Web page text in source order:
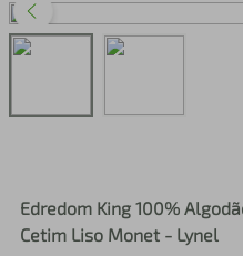
Edredom King 100%
Cetim Liso Monet - Lynel
3º perfume